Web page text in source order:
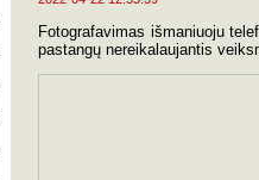
Fotografavimas išmaniuoju
pastangų nereikalaujantis